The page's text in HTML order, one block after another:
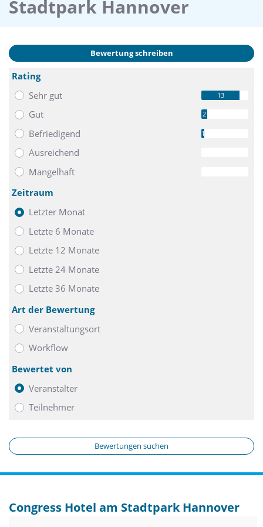
Stadtpark Hannover
Bewertung schreiben
Rating
Sehr gut
13
Gut 2
Befriedigend 1
Ausreichend
Mangelhaft
Zeitraum
Letzter Monat
Letzte 6 Monate
Letzte 12 Monate
Letzte 24 Monate
Letzte 36 Monate
Art der Bewertung
Veranstaltungsort
Workflow
Bewertet von
Veranstalter
Teilnehmer
Bewertungen suchen
Congress Hotel am Stadtpark Hannover